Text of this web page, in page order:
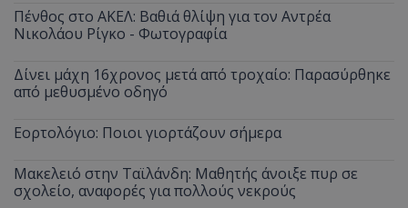
Πένθος στο ΑΚΕΛ: Βαθιά θλίψη για τον Αντρέα
Νικολάου Ρίγκο - Φωτογραφία
Δίνει μάχη 16χρονος μετά από τροχαίο: Παρασύρθηκε
από μεθυσμένο οδηγό
Εορτολόγιο: Ποιοι γιορτάζουν σήμερα
Μακελειό στην Ταϊλάνδη: Μαθητής άνοιξε πυρ σε
σχολείο, αναφορές για πολλούς νεκρούς